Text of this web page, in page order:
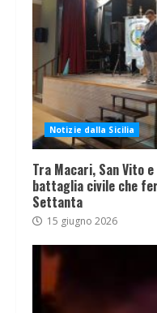
Notizie dalla Sicilia
Tra Macari, San Vito
battaglia civile che
Settanta
15 giugno 2026